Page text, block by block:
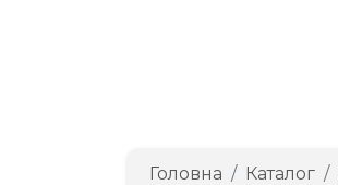
Головна Каталог